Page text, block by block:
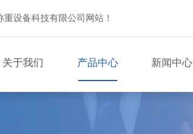
设备科技有限公司网站！
关于我们 产品中心 新闻中心